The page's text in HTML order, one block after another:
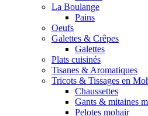
La Boulange
Pains
Oeufs
Galettes & Crêpes
Galettes
Plats cuisinés
Tisanes & Aromatiques
Tricots & Tissages en
Chaussettes
Gants & mitaines
Pelotes mohair